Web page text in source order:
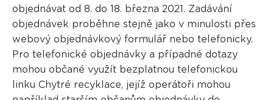
objednávat od 8. do 18. března 2021. Zadávání
objednávek proběhne stejně jako v minulosti přes
webový objednávkový formulář nebo telefonicky.
Pro telefonické objednávky a případné dotazy
mohou občané využít bezplatnou telefonickou
linku Chytré recyklace, jejíž operátoři mohou